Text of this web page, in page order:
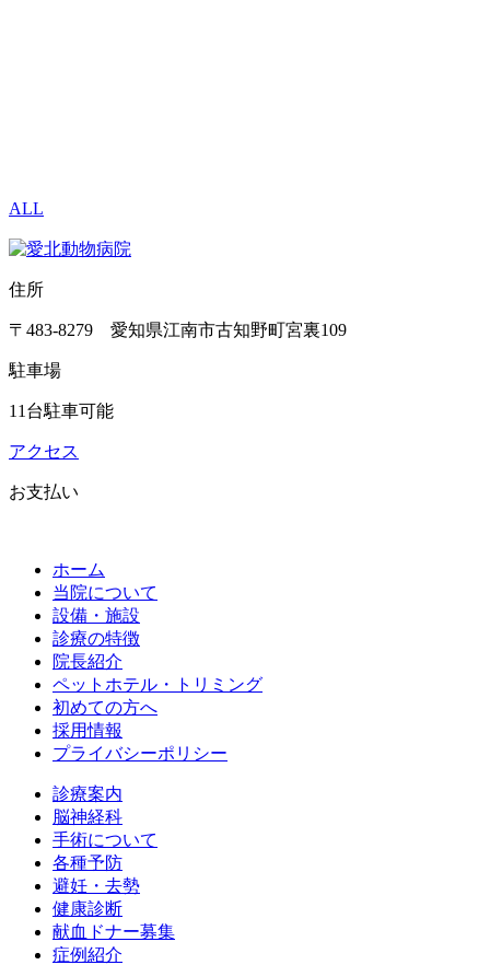
ALL
住所
〒483-8279 愛知県江南市古知野町宮裏109
駐車場
11台駐車可能
アクセス
お支払い
ホーム
当院について
設備・施設
診療の特徴
院長紹介
ペットホテル・トリミング
初めての方へ
採用情報
プライバシーポリシー
診療案内
脳神経科
手術について
各種予防
避妊・去勢
健康診断
献血ドナー募集
症例紹介